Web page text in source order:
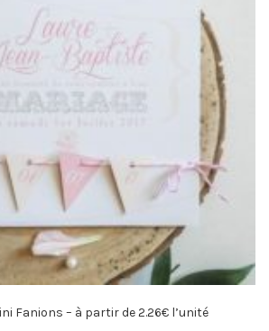
Fanions – à partir de 2.26€ l’unité